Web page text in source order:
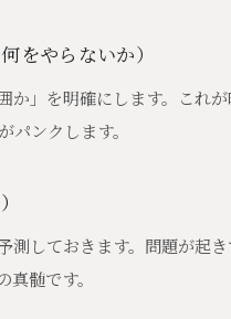
をやらないか）
か」を明確にします。これ
ンクします。
しておきます。問題が起
髄です。